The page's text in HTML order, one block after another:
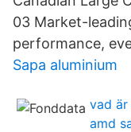
03 Market-
performance,
Sapa aluminium
vad är
amd